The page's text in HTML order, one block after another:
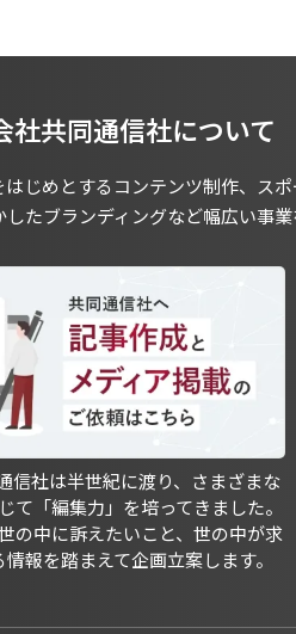
社共同通信社について
じめとするコンテンツ制作、ス
たブランディングなど幅広い事業
信社は半世紀に渡り、さまざまな
て「編集力」を培ってきました。
の中に訴えたいこと、世の中が求
報を踏まえて企画立案します。